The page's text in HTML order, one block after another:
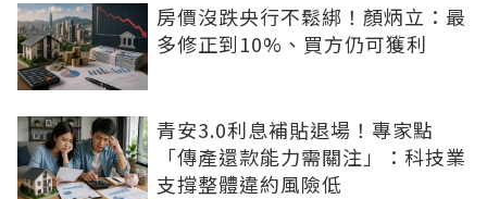
房價沒跌央行不鬆綁！顏炳立：最
多修正到10%、買方仍可獲利
青安3.0利息補貼退場！專家點
「傳產還款能力需關注」：科技業
支撐整體違約風險低